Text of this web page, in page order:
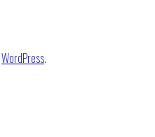
WordPress.